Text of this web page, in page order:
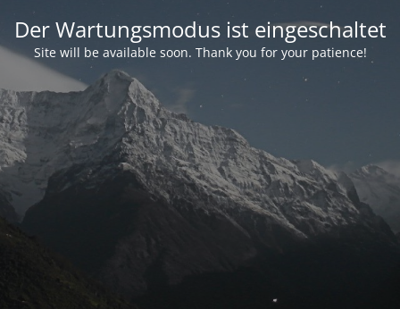
Der Wartungsmodus ist eingeschaltet
Site will be available soon. Thank you for your patience!